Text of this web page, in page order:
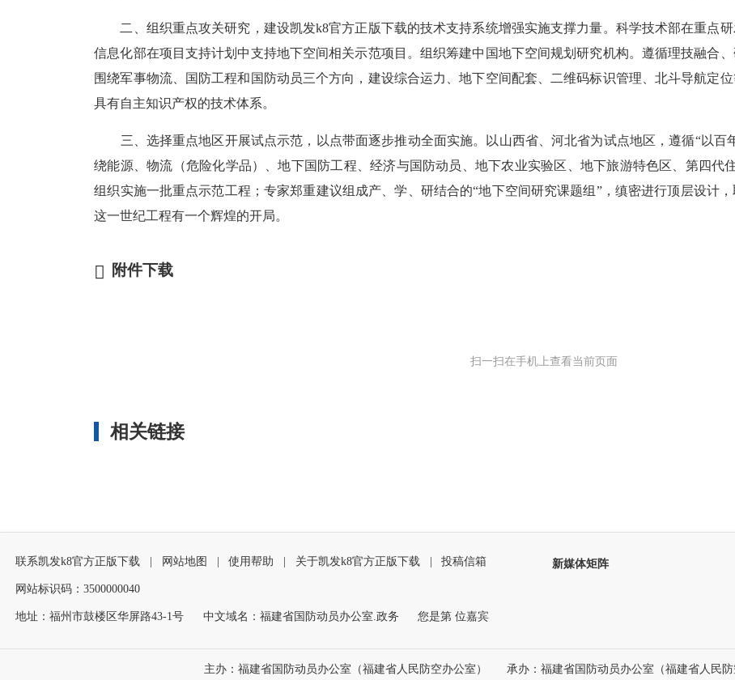
二、组织重点攻关研究，建设凯发k8官方正版下载的技术支持系统增强实施支撑力量。科学技术部在重点
信息化部在项目支持计划中支持地下空间相关示范项目。组织筹建中国地下空间规划研究机构。遵循理技融合
围绕军事物流、国防工程和国防动员三个方向，建设综合运力、地下空间配套、二维码标识管理、北斗导航定
具有自主知识产权的技术体系。
三、选择重点地区开展试点示范，以点带面逐步推动全面实施。以山西省、河北省为试点地区，遵循“以百
绕能源、物流（危险化学品）、地下国防工程、经济与国防动员、地下农业实验区、地下旅游特色区、第四代
组织实施一批重点示范工程；专家郑重建议组成产、学、研结合的“地下空间研究课题组”，缜密进行顶层设计
这一世纪工程有一个辉煌的开局。
附件下载
扫一扫在手机上查看当前页面
相关链接
联系凯发k8官方正版下载 网站地图 使用帮助 关于凯发k8官方正版下载 投稿信箱
网站标识码：3500000040
地址：福州市鼓楼区华屏路43-1号 中文域名：福建省国防动员办公室.政务 您是第位嘉宾
新媒体矩阵
主办：福建省国防动员办公室（福建省人民防空办公室） 承办：福建省国防动员办公室（福建省人民